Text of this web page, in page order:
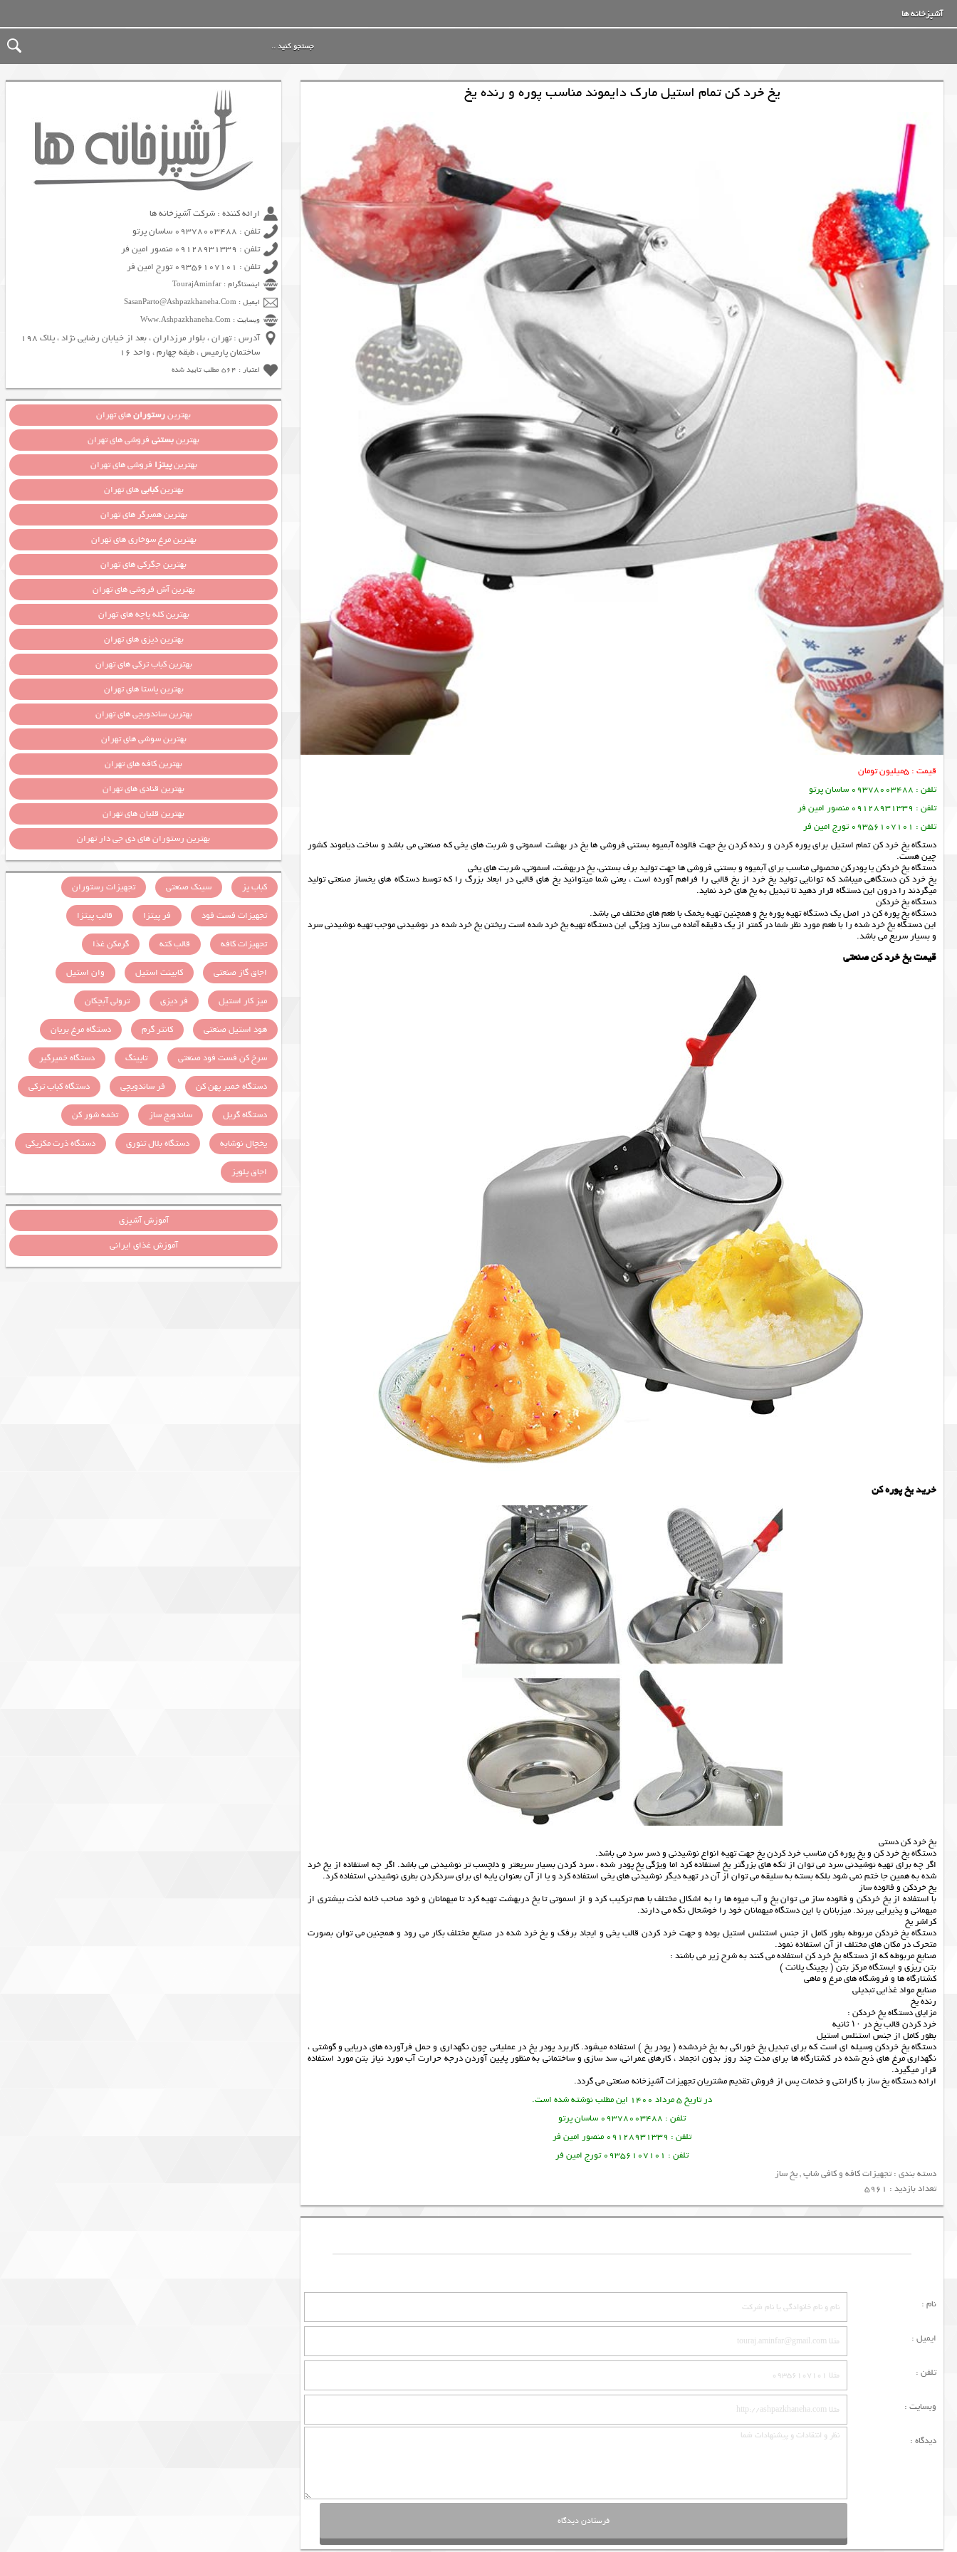
آشپزخانه ها
یخ خرد کن تمام استیل مارک دایموند مناسب پوره و رنده يخ
قیمت : 5میلیون تومان
تلفن : 09378003488 ساسان پرتو
تلفن : 09128931339 منصور امین فر
تلفن : 09356107101 تورج امین فر
دستگاه یخ خرد کن تمام استیل برای پوره کردن و رنده کردن یخ جهت فالوده آبمیوه بستنی فروشی ها یخ در بهشت اسموتی و شربت های یخی که صنعتی می باشد و ساخت دیاموند کشور
چین هست.
دستگاه یخ خردکن یا پودرکن محصولی مناسب برای آبمیوه و بستنی فروشی ها جهت تولید برف بستنی، یخ دربهشت، اسموتی، شربت های یخی
یخ خرد کن دستگاهی میباشد که توانایی تولید یخ خرد از یخ قالبی را فراهم آورده است ، یعنی شما میتوانید یخ های قالبی در ابعاد بزرگ را که توسط دستگاه های یخساز صنعتی تولید
میگردند را درون این دستگاه قرار دهید تا تبدیل به یخ های خرد نماید.
دستگاه یخ خردکن
دستگاه یخ پوره کن در اصل یک دستگاه تهیه پوره یخ و همچنین تهیه یخمک با طعم های مختلف می باشد.
این دستگاه یخ خرد شده را با طعم مورد نظر شما در کمتر از یک دقیقه آماده می سازد ویژگی این دستگاه تهیه یخ خرد شده است ریختن یخ خرد شده در نوشیدنی موجب تهیه نوشیدنی سرد
و بسیار سریع می باشد.
قیمت یخ خرد کن صنعتی
خرید یخ پوره کن
يخ خرد كن دستي
دستگاه یخ خرد کن و یخ پوره کن مناسب خرد کردن یخ جهت تهیه انواع نوشیدنی و دسر سرد می باشد.
اگر چه برای تهیه نوشیدنی سرد می توان از تکه های بزرگتر یخ استفاده کرد اما ویژگی یخ پودر شده ، سرد کردن بسیار سریعتر و دلچسب تر نوشیدنی می باشد. اگر چه استفاده از یخ خرد
شده به همین جا ختم نمی شود بلکه بسته به سلیقه می توان از آن در تهیه دیگر نوشیدنی های یخی استفاده کرد و یا از آن بعنوان پایه ای برای سردکردن بطری نوشیدنی استفاده کرد.
یخ خردکن و فالوده ساز
با استفاده از یخ خردکن و فالوده ساز می توان یخ و آب میوه ها را به اشکال مختلف با هم ترکیب کرد و از اسموتی تا یخ دربهشت تهیه کرد تا میهمانان و خود صاحب خانه لذت بیشتری از
میهمانی و پذیرایی ببرند. میزبانان با این دستگاه میهمانان خود را خوشحال نگه می دارند.
کراشر یخ
دستگاه یخ خردکن مربوطه بطور کامل از جنس استنلس استیل بوده و جهت خرد کردن قالب یخی و ایجاد برفک و یخ خرد شده در صنایع مختلف بکار می رود و همچنین می توان بصورت
متحرک در مکان های مختلف از آن استفاده نمود.
صنایع مربوطه که از دستگاه یخ خرد کن استفاده می کنند به شرح زیر می باشند :
بتن ریزی و ایستگاه مرکز بتن ( بچینگ پلانت )
کشتارگاه ها و فروشگاه های مرغ و ماهی
صنایع مواد غذایی تبدیلی
رنده یخ
مزایای دستگاه یخ خردکن :
خرد کردن قالب یخ در ۱۰ ثانیه
بطور کامل از جنس استنلس استیل
دستگاه یخ خردکن وسیله ای است که برای تبدیل یخ خوراکی به یخ خردشده ( پودر یخ ) استفاده میشود. کاربرد پودر یخ در عملیاتی چون نگهداری و حمل فرآورده های دریایی و گوشتی ،
نگهداری مرغ های ذبح شده در كشتارگاه ها برای مدت چند روز بدون انجماد ، كارهای عمرانی، سد سازی و ساختمانی به منظور پایین آوردن درجه حرارت آب مورد نیاز بتن مورد استفاده
قرار میگیرد.
ارائه دستگاهیخ سازبا گارانتی و خدمات پس از فروش تقدیم مشتریانتجهیزات آشپزخانه صنعتیمی گردد.
در تاریخ 5 مرداد 1400 این مطلب نوشته شده است.
تلفن : 09378003488 ساسان پرتو
تلفن : 09128931339 منصور امین فر
تلفن : 09356107101 تورج امین فر
دسته بندی :تجهیزات کافه و کافی شاپ,یخ ساز
تعداد بازدید : 5961
نام :
ایمیل :
تلفن :
وبسایت :
دیدگاه :
ارائه کننده : شرکت آشپزخانه ها
تلفن : 09378003488 ساسان پرتو
تلفن : 09128931339 منصور امین فر
تلفن : 09356107101 تورج امین فر
اینستاگرام : TourajAminfar
ایمیل : SasanParto@Ashpazkhaneha.Com
وبسایت : Www.Ashpazkhaneha.Com
آدرس : تهران ، بلوار مرزداران ، بعد از خیابان رضایی نژاد ، پلاک 198
ساختمان پارمیس ، طبقه چهارم ، واحد 16
اعتبار : 564 مطلب تایید شده
بهترینرستورانهای تهران
بهترینبستنیفروشی های تهران
بهترینپیتزا فروشی های تهران
بهترینکبابیهای تهران
بهترین همبرگر های تهران
بهترین مرغ سوخاری های تهران
بهترین جگرکی های تهران
بهترین آش فروشی های تهران
بهترین کله پاچه های تهران
بهترین دیزی های تهران
بهترین کباب ترکی های تهران
بهترین پاستا های تهران
بهترین ساندویچی های تهران
بهترین سوشی های تهران
بهترین کافه های تهران
بهترین قنادی های تهران
بهترین قلیان های تهران
بهترین رستوران های دی جی دار تهران
کباب پز سینک صنعتی
تجهیزات رستوران
تجهیزات فست فود
فر پیتزا
قالب پیتزا
تجهیزات کافه
قالب کته
گرمکن غذا
اجاق گاز صنعتی
کابینت استیل
وان استیل
میز کار استیل
فر دیزی
ترولی آبچکان
هود استیل صنعتی
کانتر گرم
دستگاه مرغ بریان
سرخ کن فست فود صنعتی
تاپینگ
دستگاه خمیرگیر
دستگاه خمیر پهن کن
فر ساندویچی
دستگاه کباب ترکی
دستگاه گریل
ساندویچ ساز
تخمه شور کن
یخچال نوشابه
دستگاه بلال تنوری
دستگاه ذرت مکزیکی
اجاق پلوپز
آموزش آشپزی
آموزش غذای ایرانی